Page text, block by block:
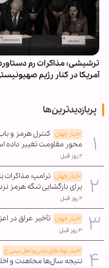
ترشیشی: مذاکرات رم
آمریکا در کنار رژیم
پربازدیدترین‌ها
اخبار جهان کنترل هرمز و
محور مقاومت تغییر داده
۲ روز قبل
اخبار جهان ترامپ: مذاکرات
برای بازگشایی تنگه هرمز
۲ روز قبل
اخبار جهان تأخیر عراق در
۳ روز قبل
اخبار نهادهای دینی و اهل بیتی ع
نتیجه سال‌ها مجاهدت و